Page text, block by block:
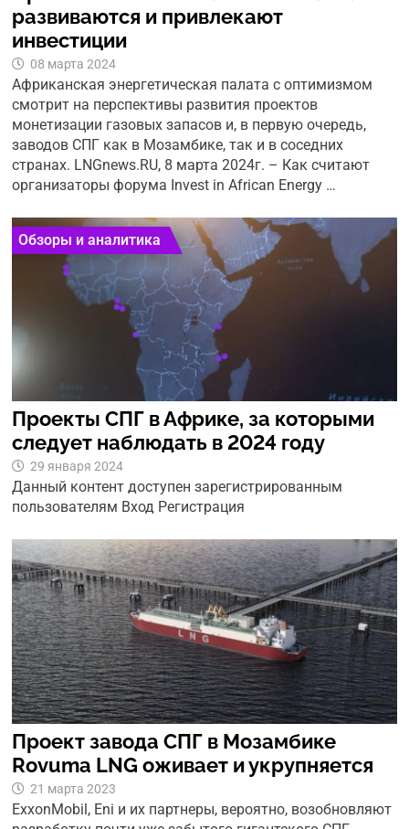
развиваются и привлекают
инвестиции
08 марта 2024
Африканская энергетическая палата с оптимизмом
смотрит на перспективы развития проектов
монетизации газовых запасов и, в первую очередь,
заводов СПГ как в Мозамбике, так и в соседних
странах. LNGnews.RU, 8 марта 2024г. – Как считают
организаторы форума Invest in African Energy …
Обзоры и аналитика
Проекты СПГ в Африке, за которыми
следует наблюдать в 2024 году
29 января 2024
Данный контент доступен зарегистрированным
пользователям Вход Регистрация
Проект завода СПГ в Мозамбике
Rovuma LNG оживает и укрупняется
21 марта 2023
ExxonMobil, Eni и их партнеры, вероятно, возобновляют